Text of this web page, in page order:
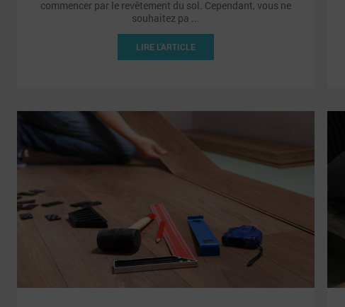
commencer par le revêtement du sol. Cependant, vous ne
souhaitez pa ...
LIRE L'ARTICLE